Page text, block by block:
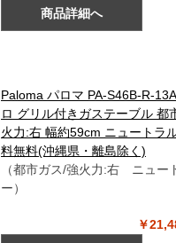
商品詳細へ
Paloma パロマ PA-S46B-R-
ロ グリル付きガステーブル 都
火力:右 幅約59cm ニュートラ
料無料(沖縄県・離島除く)
（都市ガス/強火力:右 ニュー
ー）
￥